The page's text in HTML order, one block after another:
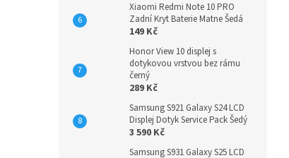
Xiaomi Redmi Note 10 PRO
Zadní Kryt Baterie Matne Šedá
149 Kč
Honor View 10 displej s
dotykovou vrstvou bez rámu
černý
289 Kč
Samsung S921 Galaxy S24 LCD
Displej Dotyk Service Pack Šedý
3 590 Kč
Samsung S931 Galaxy S25 LCD